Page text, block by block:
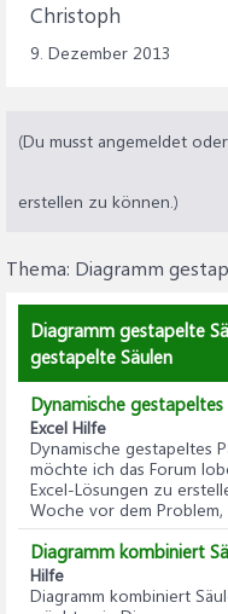
Christoph
9. Dezember 2013
(Du musst angemeldet
erstellen zu können.)
Thema: Diagramm
Diagramm gestapelte
gestapelte Säulen
Dynamische
Excel Hilfe
Dynamische gestapeltes
möchte ich das Forum
Excel-Lösungen zu
Woche vor dem Problem,
Diagramm kombiniert
Hilfe
Diagramm kombiniert